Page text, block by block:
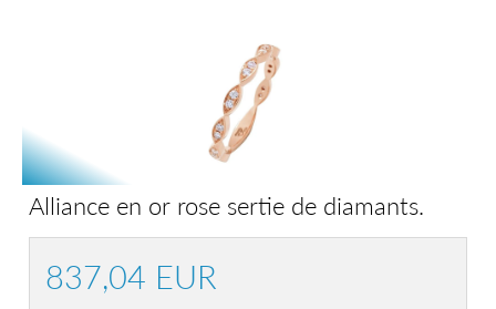
Alliance en or rose sertie de diamants.
837,04 EUR